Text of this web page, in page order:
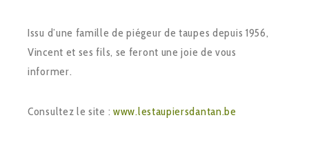
Issu d’une famille de piégeur de taupes depuis 1956,
Vincent et ses fils, se feront une joie de vous
informer.
Consultez le site : www.lestaupiersdantan.be